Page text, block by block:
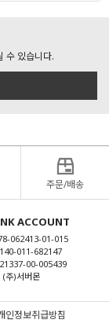
수 있습니다.
주문/배송
ACCOUNT
062413-01-015
011-682147
00-005439
(주)서버몬
인정보취급방침